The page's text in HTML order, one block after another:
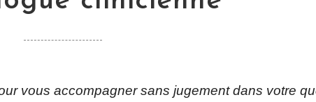
vous accompagner sans jugement dans votre